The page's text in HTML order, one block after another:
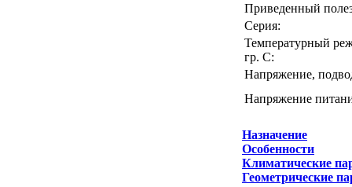
Приведенный
Серия:
Температурный
гр. С:
Напряжение,
Напряжение
Назначение
Особенности
Климатические
Геометрические